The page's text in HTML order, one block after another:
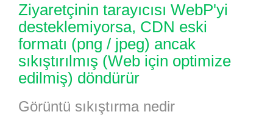
Ziyaretçinin tarayıcısı WebP'yi
desteklemiyorsa, CDN eski
formatı (png / jpeg) ancak
sıkıştırılmış (Web için optimize
edilmiş) döndürür
Görüntü sıkıştırma nedir